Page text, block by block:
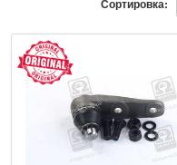
Сортировка: